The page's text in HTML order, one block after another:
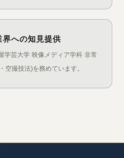
界への知見提供
学芸大学 映像メディア学科 非常
空撮技法)を務めています。